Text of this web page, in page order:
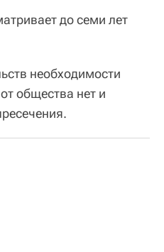
до семи лет
необходимости
общества нет и